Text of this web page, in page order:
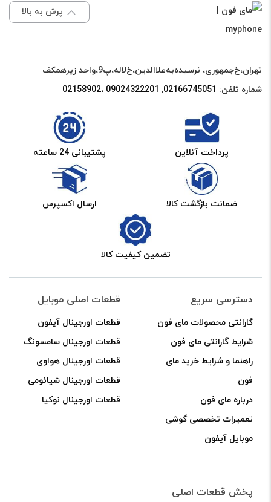
اورجینال
پرش به بالا
تهران،خ‌جمهوری، نرسیده‌به‌علاالدین،‌خ‌لاله،‌پ9،واحد زیرهمکف
شماره تلفن: 02166745051‌
, 09024322201 ،02158902
پرداخت آنلاین پشتیبانی 24 ساعته
ضمانت بازگشت کالا ارسال اکسپرس
تضمین کیفیت کالا
دسترسی سریع
گارانتی محصولات مای فون
شرایط گارانتی مای فون
راهنما و شرایط خرید مای
فون
درباره مای فون
تعمیرات تخصصی گوشی
موبایل آیفون
قطعات اصلی موبایل
قطعات اورجینال آیفون
قطعات اورجینال سامسونگ
قطعات اورجینال هواوی
قطعات اورجینال شیائومی
قطعات اورجینال نوکیا
پخش قطعات اصلی